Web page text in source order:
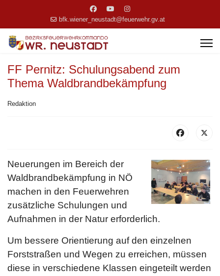
bfk.wiener_neustadt@feuerwehr.gv.at
FF Pernitz: Schulungsabend zum
Thema Waldbrandbekämpfung
Redaktion
Neuerungen im Bereich der
Waldbrandbekämpfung in NÖ
machen in den Feuerwehren
zusätzliche Schulungen und
Aufnahmen in der Natur erforderlich.
Um bessere Orientierung auf den einzelnen
Forststraßen und Wegen zu erreichen, müssen
diese in verschiedene Klassen eingeteilt werden